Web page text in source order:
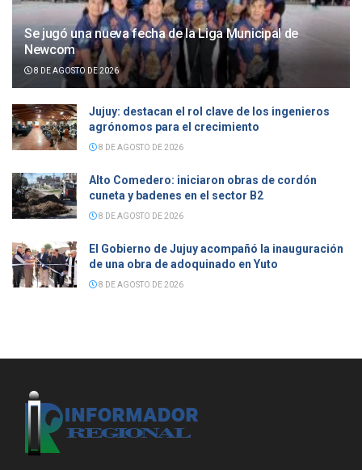
Se jugó una nueva fecha de la Liga Municipal de
Newcom
8 DE AGOSTO DE 2026
Jujuy: destacan el rol clave de los ingenieros
agrónomos para el crecimiento
8 DE AGOSTO DE 2026
Alto Comedero: iniciaron obras de cordón
cuneta y badenes en el sector B2
8 DE AGOSTO DE 2026
El Gobierno de Jujuy acompañó la inauguración
de una obra de adoquinado en Yuto
8 DE AGOSTO DE 2026